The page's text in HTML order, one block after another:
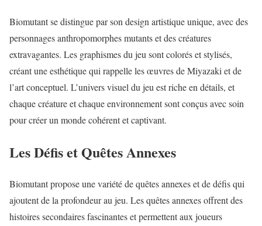
Biomutant se distingue par son design artistique unique, avec des
personnages anthropomorphes mutants et des créatures
extravagantes. Les graphismes du jeu sont colorés et stylisés,
créant une esthétique qui rappelle les œuvres de Miyazaki et de
l’art conceptuel. L’univers visuel du jeu est riche en détails, et
chaque créature et chaque environnement sont conçus avec soin
pour créer un monde cohérent et captivant.
Les Défis et Quêtes Annexes
Biomutant propose une variété de quêtes annexes et de défis qui
ajoutent de la profondeur au jeu. Les quêtes annexes offrent des
histoires secondaires fascinantes et permettent aux joueurs